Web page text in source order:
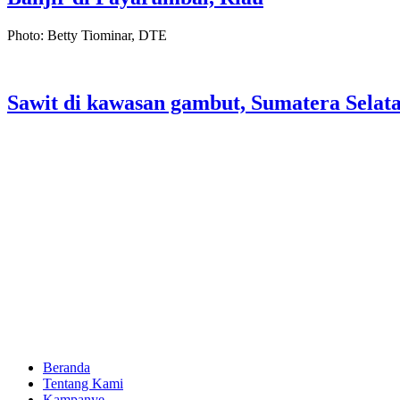
Photo: Betty Tiominar, DTE
Sawit di kawasan gambut, Sumatera
Beranda
Tentang Kami